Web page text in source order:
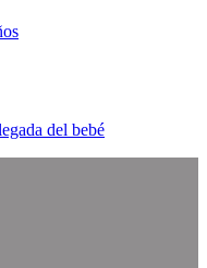
del bebé